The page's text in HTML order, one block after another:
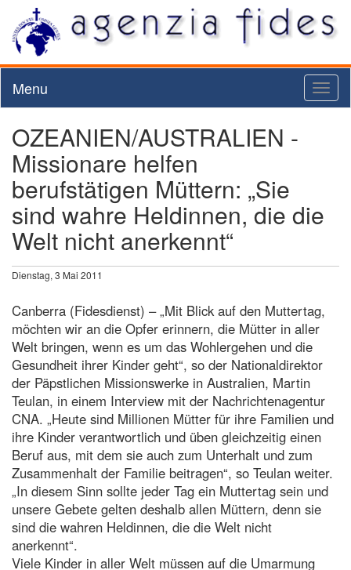
Menu
OZEANIEN/AUSTRALIEN -
Missionare helfen
berufstätigen Müttern: „Sie
sind wahre Heldinnen, die die
Welt nicht anerkennt“
Dienstag, 3 Mai 2011
Canberra (Fidesdienst) – „Mit Blick auf den Muttertag,
möchten wir an die Opfer erinnern, die Mütter in aller
Welt bringen, wenn es um das Wohlergehen und die
Gesundheit ihrer Kinder geht“, so der Nationaldirektor
der Päpstlichen Missionswerke in Australien, Martin
Teulan, in einem Interview mit der Nachrichtenagentur
CNA. „Heute sind Millionen Mütter für ihre Familien und
ihre Kinder verantwortlich und üben gleichzeitig einen
Beruf aus, mit dem sie auch zum Unterhalt und zum
Zusammenhalt der Familie beitragen“, so Teulan weiter.
„In diesem Sinn sollte jeder Tag ein Muttertag sein und
unsere Gebete gelten deshalb allen Müttern, denn sie
sind die wahren Heldinnen, die die Welt nicht
anerkennt“.
Viele Kinder in aller Welt müssen auf die Umarmung